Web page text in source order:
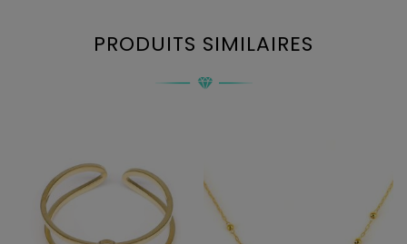
PRODUITS SIMILAIRES